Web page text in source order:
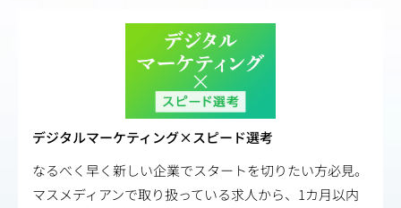
デジタルマーケティング×スピード選考
なるべく早く新しい企業でスタートを切りたい方必見。
マスメディアンで取り扱っている求人から、1カ月以内